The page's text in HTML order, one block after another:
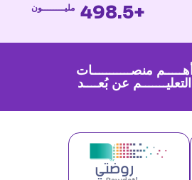
+498.5 مليــــــــون
أهـــــم منصـــــــــــات
التعليـــــــم عن بُعــــد